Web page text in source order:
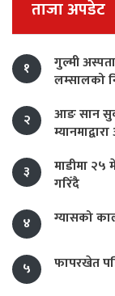
ताजा अपडेट
१
गुल्मी
लम्सालको
२
आङ सान
३
माडीमा २५
गरिँदै
४
ग्यासको
५ फापरखेत